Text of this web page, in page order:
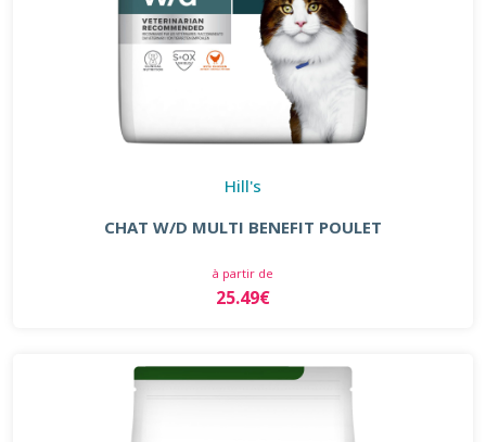
Hill's
CHAT W/D MULTI BENEFIT POULET
à partir de
25.49€